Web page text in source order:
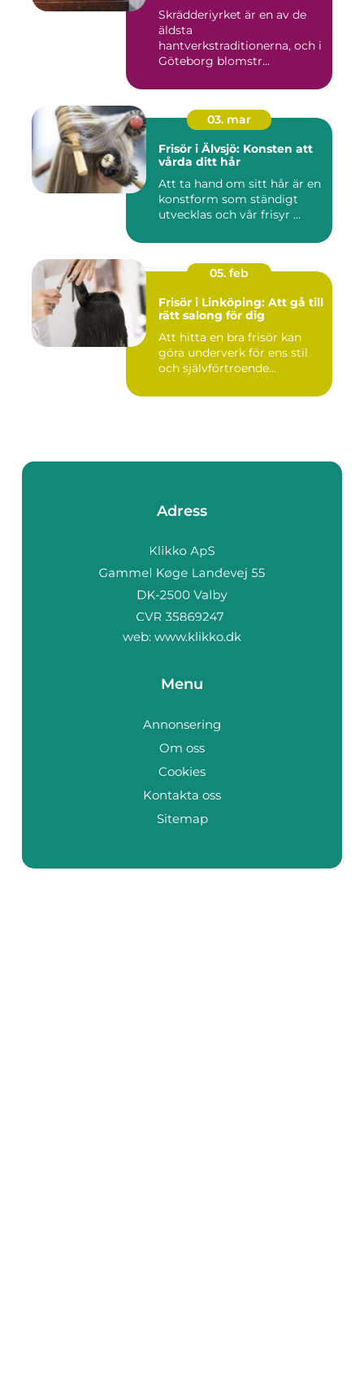
Skrädderiyrket är en av de
äldsta
hantverkstraditionerna, och i
Göteborg blomstr...
03. mar
Frisör i Älvsjö: Konsten att
vårda ditt hår
Att ta hand om sitt hår är en
konstform som ständigt
utvecklas och vår frisyr ...
05. feb
Frisör i Linköping: Att gå till
rätt salong för dig
Att hitta en bra frisör kan
göra underverk för ens stil
och självförtroende...
Adress
web: www.klikko.dk
Menu
Annonsering
Om oss
Cookies
Kontakta oss
Sitemap